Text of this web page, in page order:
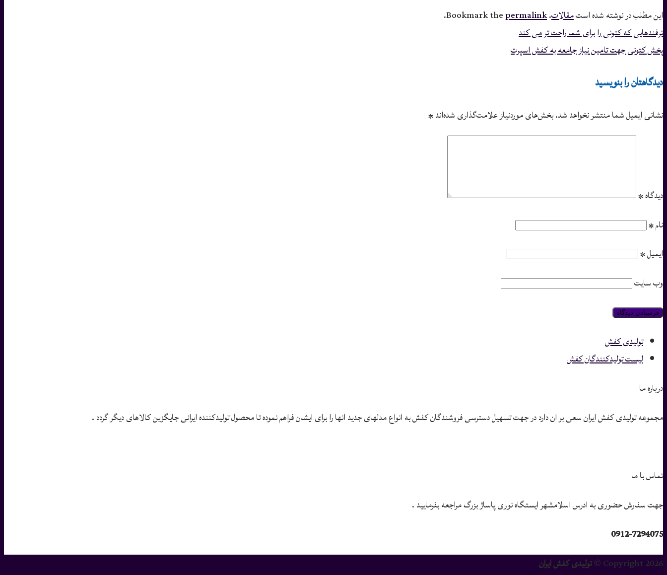
این مطلب در نوشته شده استمقالات. Bookmark the
permalink
.
ترفندهایی که کتونی را برای شما راحت تر می کند
پخش کتونی جهت تامین نیاز جامعه به کفش اسپرت
دیدگاهتان را بنویسید
نشانی ایمیل شما منتشر نخواهد شد.بخش‌های موردنیاز علامت‌گذاری شده‌اند*
دیدگاه*
نام*
ایمیل*
وب‌ سایت
تولیدی کفش
لیست تولیدکنندگان کفش
درباره ما
مجموعه تولیدی کفش ایران سعی بر ان دارد در جهت تسهیل دسترسی فروشندگان کفش به انواع مدلهای جدید انها را برای ایشان فراهم نموده تا محصول تولیدکننده ایرانی جایگزین کالاهای دیگر گردد .
تماس با ما
جهت سفارش حضوری به ادرس اسلامشهر ایستگاه نوری پاساژ بزرگ مراجعه بفرمایید .
0912-7294075
Copyright 2026 ©
تولیدی کفش ایران